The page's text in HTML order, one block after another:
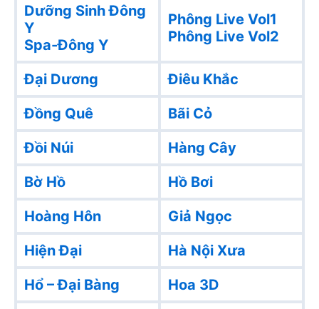
Dưỡng Sinh Đông
Y
Spa-Đông Y
Phông Live Vol1
Phông Live Vol2
Đại Dương
Điêu Khắc
Đồng Quê
Bãi Cỏ
Đồi Núi
Hàng Cây
Bờ Hồ
Hồ Bơi
Hoàng Hôn
Giả Ngọc
Hiện Đại
Hà Nội Xưa
Hổ – Đại Bàng
Hoa 3D